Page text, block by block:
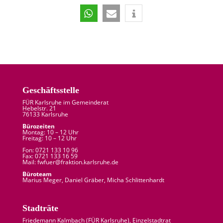
Geschäftsstelle
FÜR Karlsruhe im Gemeinderat
Hebelstr. 21
76133 Karlsruhe
Bürozeiten
Montag: 10 – 12 Uhr
Freitag: 10 – 12 Uhr
Fon: 0721 133 10 96
Fax: 0721 133 16 59
Mail: fwfuer@fraktion.karlsruhe.de
Büroteam
Marius Meger, Daniel Gräber, Micha Schlittenhardt
Stadträte
Friedemann Kalmbach (FÜR Karlsruhe), Einzelstadtrat